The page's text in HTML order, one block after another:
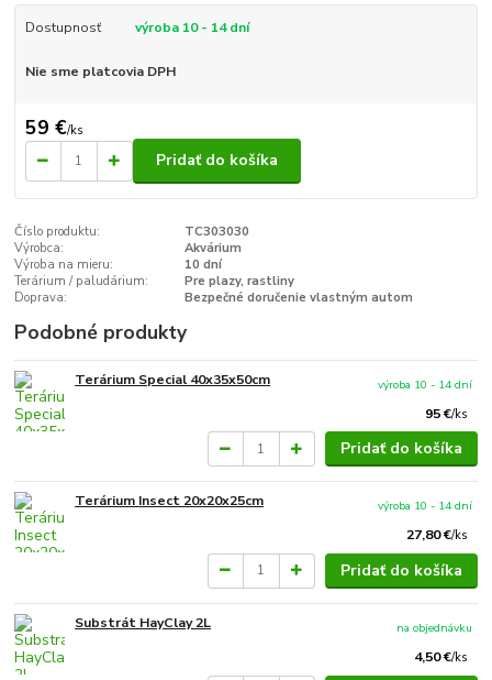
Dostupnosť výroba 10 - 14 dní
Nie sme platcovia DPH
59 €/ks
Pridať do košíka
Číslo produktu:
TC303030
Výrobca:
Akvárium
Výroba na mieru:
10 dní
Terárium / paludárium:
Pre plazy, rastliny
Doprava:
Bezpečné doručenie vlastným autom
Podobné produkty
Terárium Special 40x35x50cm
95 €/ks
výroba 10 - 14 dní
Pridať do košíka
Terárium Insect 20x20x25cm
27,80 €/ks
výroba 10 - 14 dní
Pridať do košíka
Substrát HayClay 2L
4,50 €/ks
na objednávku